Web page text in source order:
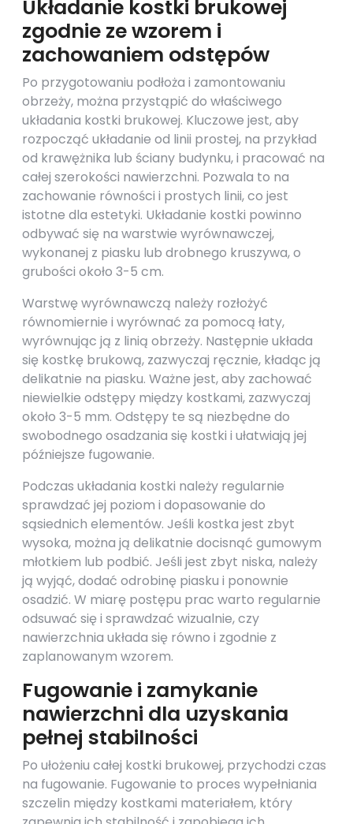
Układanie kostki brukowej
zgodnie ze wzorem i
zachowaniem odstępów
Po przygotowaniu podłoża i zamontowaniu
obrzeży, można przystąpić do właściwego
układania kostki brukowej. Kluczowe jest, aby
rozpocząć układanie od linii prostej, na przykład
od krawężnika lub ściany budynku, i pracować na
całej szerokości nawierzchni. Pozwala to na
zachowanie równości i prostych linii, co jest
istotne dla estetyki. Układanie kostki powinno
odbywać się na warstwie wyrównawczej,
wykonanej z piasku lub drobnego kruszywa, o
grubości około 3-5 cm.
Warstwę wyrównawczą należy rozłożyć
równomiernie i wyrównać za pomocą łaty,
wyrównując ją z linią obrzeży. Następnie układa
się kostkę brukową, zazwyczaj ręcznie, kładąc ją
delikatnie na piasku. Ważne jest, aby zachować
niewielkie odstępy między kostkami, zazwyczaj
około 3-5 mm. Odstępy te są niezbędne do
swobodnego osadzania się kostki i ułatwiają jej
późniejsze fugowanie.
Podczas układania kostki należy regularnie
sprawdzać jej poziom i dopasowanie do
sąsiednich elementów. Jeśli kostka jest zbyt
wysoka, można ją delikatnie docisnąć gumowym
młotkiem lub podbić. Jeśli jest zbyt niska, należy
ją wyjąć, dodać odrobinę piasku i ponownie
osadzić. W miarę postępu prac warto regularnie
odsuwać się i sprawdzać wizualnie, czy
nawierzchnia układa się równo i zgodnie z
zaplanowanym wzorem.
Fugowanie i zamykanie
nawierzchni dla uzyskania
pełnej stabilności
Po ułożeniu całej kostki brukowej, przychodzi czas
na fugowanie. Fugowanie to proces wypełniania
szczelin między kostkami materiałem, który